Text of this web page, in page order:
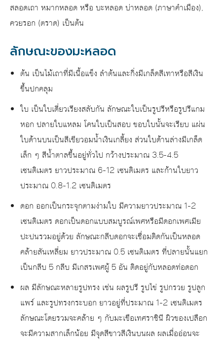
สลอดเถา หมากหลอด หรือ บะหลอด บ่าหลอด (ภาษาคำเมือง),
ควยรอก (ตราด) เป็นต้น
ลักษณะของมะหลอด
ต้น เป็นไม้เถาที่มีเนื้อแข็ง ลำต้นและกิ่งมีเกล็ดสีเทาหรือสีเงิน
ขึ้นปกคลุม
ใบ เป็นใบเดี่ยวเรียงสลับกัน ลักษณะใบเป็นรูปรีหรือรูปรีแกม
หอก ปลายใบแหลม โคนใบเป็นสอบ ขอบใบนั้นจะเรียบ แผ่น
ใบด้านบนเป็นสีเขียวอมน้ำเงินเกลี้ยง ส่วนใบด้านล่างมีเกล็ด
เล็ก ๆ สีน้ำตาลขึ้นอยู่ทั่วไป กว้างประมาณ 3.5-4.5
เซนติเมตร ยาวประมาณ 6-12 เซนติเมตร และก้านใบยาว
ประมาณ 0.8-1.2 เซนติเมตร
ดอก ออกเป็นกระจุกตามง่ามใบ มีความยาวประมาณ 1-2
เซนติเมตร ดอกเป็นดอกแบบสมบูรณ์เพศหรือมีดอกเพศเมีย
ปะปนรวมอยู่ด้วย ลักษณะกลีบดอกจะเชื่อมติดกันเป็นหลอด
คล้ายสันเหลี่ยม ยาวประมาณ 0.5 เซนติเมตร ที่ปลายนั้นแยก
เป็นกลีบ 5 กลีบ มีเกสรเพศผู้ 5 อัน ติดอยู่กับหลอดท่อดอก
ผล มีลักษณะหลายรูปทรง เช่น ผลรูปรี รูปไข่ รูปกรวย รูปลูก
แพร์ และรูปทรงกระบอก ยาวอยู่ที่ประมาณ 1-2 เซนติเมตร
ลักษณะโดยรวมจะคล้าย ๆ กับมะเขือเทศราชินี ผิวของเปลือก
จะมีความสากเล็กน้อย มีจุดสีขาวสีเงินบนผล ผลเมื่ออ่อนจะ